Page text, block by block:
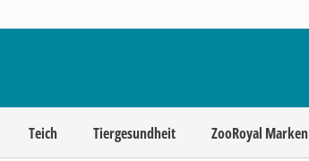
Teich Tiergesundheit ZooRoyal Marken